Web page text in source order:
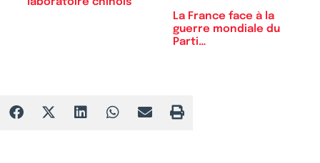
laboratoire chinois
La France face à la
guerre mondiale du
Parti…